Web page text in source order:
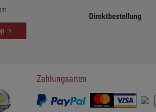
Direktbestellung
Zahlungsarten